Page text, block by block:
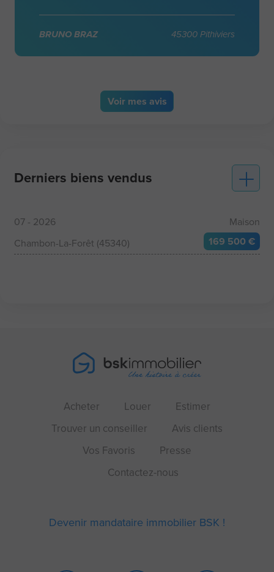
Voir mes avis
BRUNO BRAZ 45300 Pithiviers
Derniers biens vendus
07 - 2026
Maison
Chambon-La-Forêt (45340)
169 500 €
Acheter Louer
Estimer
Trouver un conseiller
Avis clients
Vos Favoris
Presse
Contactez-nous
Devenir mandataire immobilier BSK !